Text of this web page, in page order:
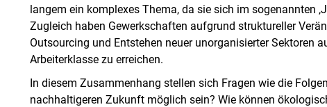
langem ein komplexes Thema, da sie sich im sogenannten
Zugleich haben Gewerkschaften aufgrund struktureller
Outsourcing und Entstehen neuer unorganisierter Sektoren
Arbeiterklasse zu erreichen.
In diesem Zusammenhang stellen sich Fragen wie die
nachhaltigeren Zukunft möglich sein? Wie können